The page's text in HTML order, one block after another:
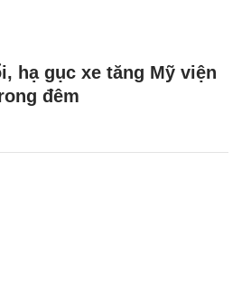
hạ gục xe tăng Mỹ viện
đêm